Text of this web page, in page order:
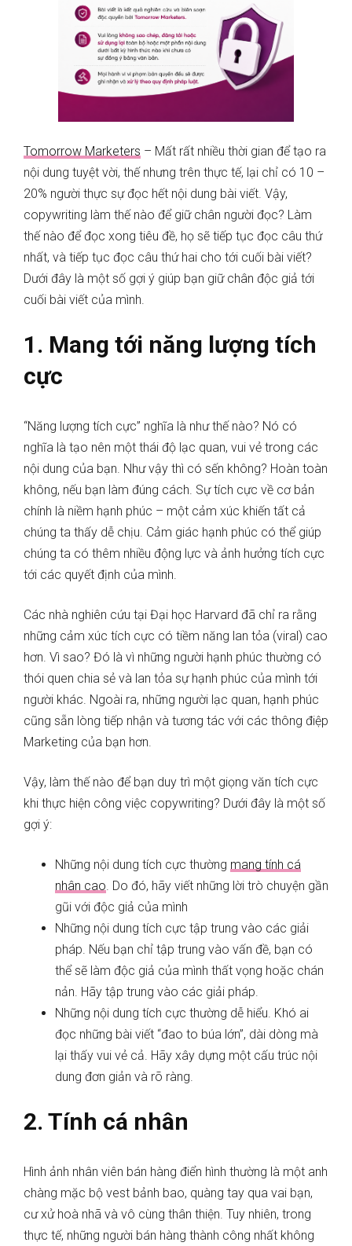
Tomorrow Marketers – Mất rất nhiều thời gian để tạo ra
nội dung tuyệt vời, thế nhưng trên thực tế, lại chỉ có 10 –
20% người thực sự đọc hết nội dung bài viết. Vậy,
copywriting làm thế nào để giữ chân người đọc? Làm
thế nào để đọc xong tiêu đề, họ sẽ tiếp tục đọc câu thứ
nhất, và tiếp tục đọc câu thứ hai cho tới cuối bài viết?
Dưới đây là một số gợi ý giúp bạn giữ chân độc giả tới
cuối bài viết của mình.
1. Mang tới năng lượng tích
cực
“Năng lượng tích cực” nghĩa là như thế nào? Nó có
nghĩa là tạo nên một thái độ lạc quan, vui vẻ trong các
nội dung của bạn. Như vậy thì có sến không? Hoàn toàn
không, nếu bạn làm đúng cách. Sự tích cực về cơ bản
chính là niềm hạnh phúc – một cảm xúc khiến tất cả
chúng ta thấy dễ chịu. Cảm giác hạnh phúc có thể giúp
chúng ta có thêm nhiều động lực và ảnh hưởng tích cực
tới các quyết định của mình.
Các nhà nghiên cứu tại Đại học Harvard đã chỉ ra rằng
những cảm xúc tích cực có tiềm năng lan tỏa (viral) cao
hơn. Vì sao? Đó là vì những người hạnh phúc thường có
thói quen chia sẻ và lan tỏa sự hạnh phúc của mình tới
người khác. Ngoài ra, những người lạc quan, hạnh phúc
cũng sẵn lòng tiếp nhận và tương tác với các thông điệp
Marketing của bạn hơn.
Vậy, làm thế nào để bạn duy trì một giọng văn tích cực
khi thực hiện công việc copywriting? Dưới đây là một số
gợi ý:
Những nội dung tích cực thường mang tính cá
nhân cao. Do đó, hãy viết những lời trò chuyện gần
gũi với độc giả của mình
Những nội dung tích cực tập trung vào các giải
pháp. Nếu bạn chỉ tập trung vào vấn đề, bạn có
thể sẽ làm độc giả của mình thất vọng hoặc chán
nản. Hãy tập trung vào các giải pháp.
Những nội dung tích cực thường dễ hiểu. Khó ai
đọc những bài viết “đao to búa lớn”, dài dòng mà
lại thấy vui vẻ cả. Hãy xây dựng một cấu trúc nội
dung đơn giản và rõ ràng.
2. Tính cá nhân
Hình ảnh nhân viên bán hàng điển hình thường là một anh
chàng mặc bộ vest bảnh bao, quàng tay qua vai bạn,
cư xử hoà nhã và vô cùng thân thiện. Tuy nhiên, trong
thực tế, những người bán hàng thành công nhất không